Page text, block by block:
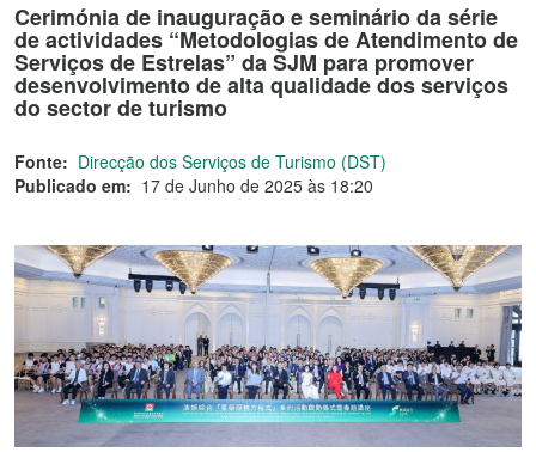
Cerimónia de inauguração e seminário da série
de actividades “Metodologias de Atendimento de
Serviços de Estrelas” da SJM para promover
desenvolvimento de alta qualidade dos serviços
do sector de turismo
Fonte: Direcção dos Serviços de Turismo (DST)
Publicado em: 17 de Junho de 2025 às 18:20